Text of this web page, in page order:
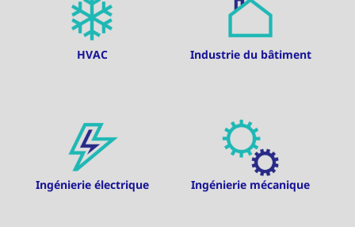
HVAC Industrie du bâtiment
Ingénierie électrique Ingénierie mécanique